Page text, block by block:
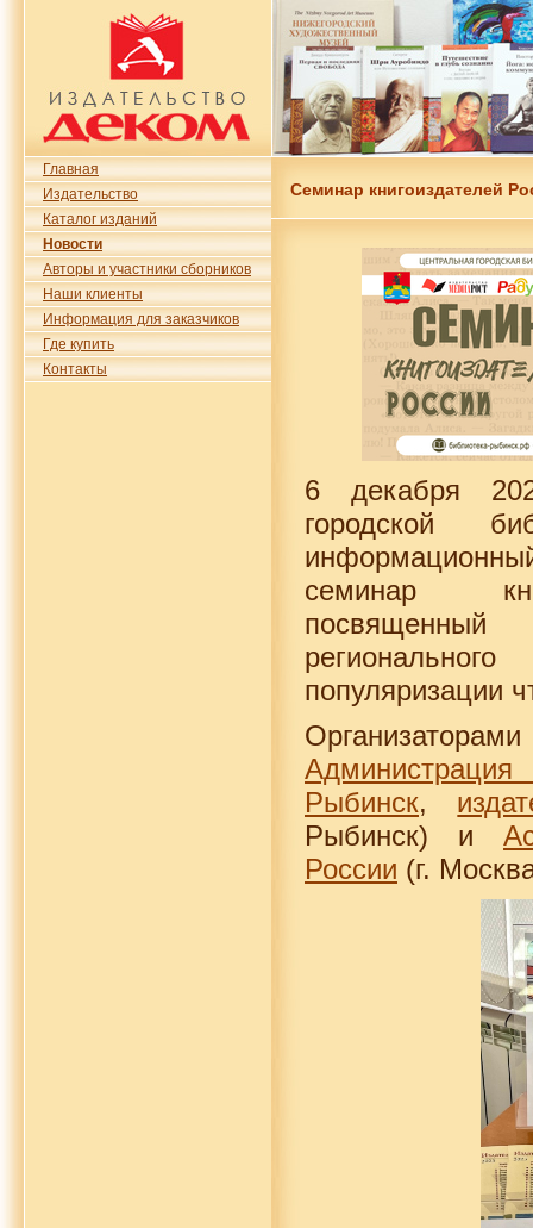
Главная
Издательство
Каталог изданий
Новости
Авторы и участники сборников
Наши клиенты
Информация для заказчиков
Где купить
Контакты
Семинар книгоиздателей
6 декабря
городской
семинар
популяризации
Администрация
Рыбинск,
Рыбинск) и
России (г.